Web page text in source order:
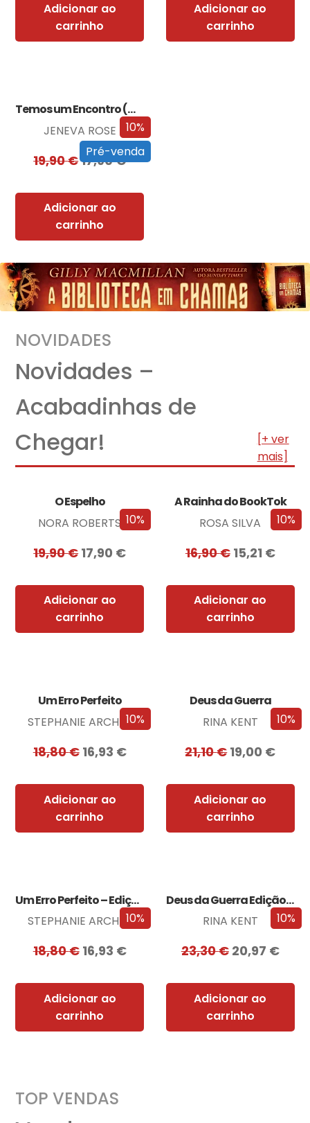
Adicionar ao
carrinho
Adicionar ao
carrinho
10%
Pré-venda
Temos um Encontro (Outra Vez) – Edição…
JENEVA ROSE
19,90€17,90€
Adicionar ao
carrinho
NOVIDADES
Novidades –
Acabadinhas de
Chegar!
[+ ver
mais]
10%
O Espelho
NORA ROBERTS
19,90€17,90 €
Adicionar ao
carrinho
10%
A Rainha do BookTok
ROSA SILVA
16,90€ 15,21 €
Adicionar ao
carrinho
10%
Um Erro Perfeito
STEPHANIE ARCHER
18,80€ 16,93 €
Adicionar ao
carrinho
10%
Deus da Guerra
RINA KENT
21,10€19,00 €
Adicionar ao
carrinho
10%
Um Erro Perfeito – Edição com EDGES
STEPHANIE ARCHER
18,80€ 16,93 €
Adicionar ao
carrinho
10%
Deus da Guerra Edição com EDGES
RINA KENT
23,30€ 20,97 €
Adicionar ao
carrinho
TOP VENDAS